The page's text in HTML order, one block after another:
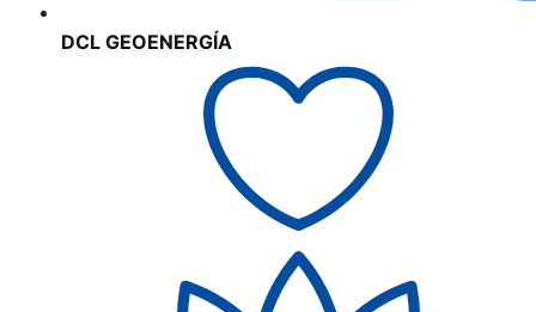
DCL GEOENERGÍA